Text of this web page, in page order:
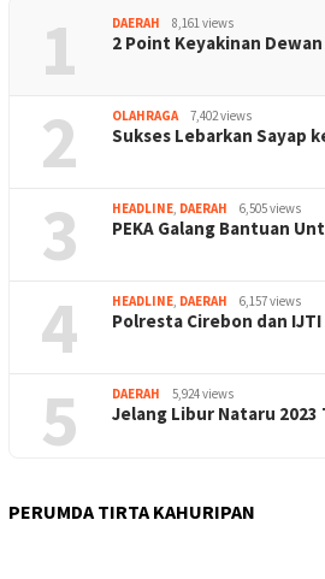
1 DAERAH 8,161 views
2 Point Keyakinan
2 OLAHRAGA 7,402 views
Sukses Lebarkan Sayap
3 HEADLINE, DAERAH 6,505 views
PEKA Galang Bantuan
4 HEADLINE, DAERAH 6,157 views
Polresta Cirebon dan
5 DAERAH 5,924 views
Jelang Libur Nataru
PERUMDA TIRTA KAHURIPAN